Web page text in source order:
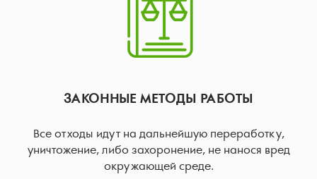
ЗАКОННЫЕ МЕТОДЫ РАБОТЫ
Все отходы идут на дальнейшую переработку,
уничтожение, либо захоронение, не нанося вред
окружающей среде.